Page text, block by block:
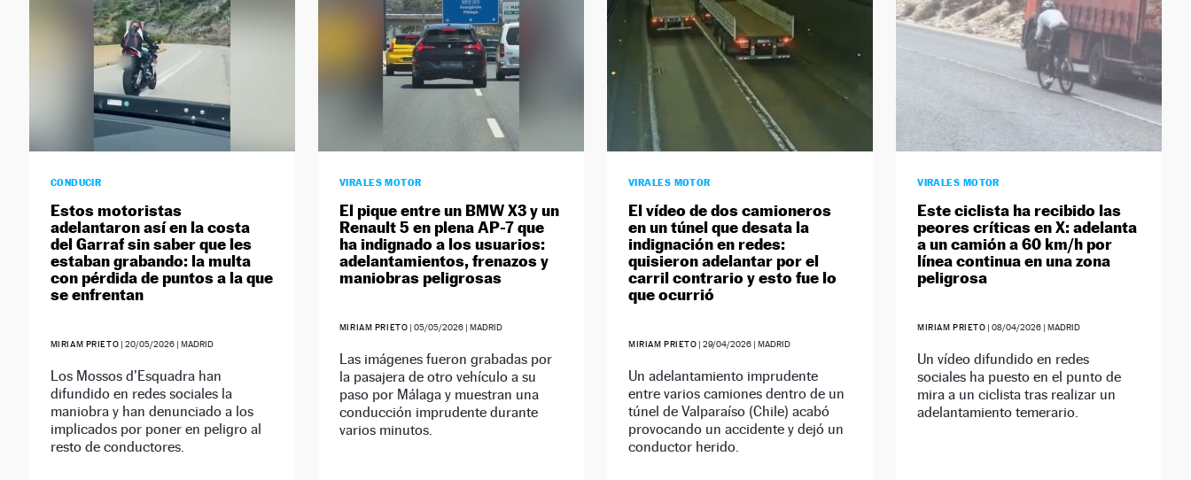
CONDUCIR
Estos motoristas
adelantaron así en la costa
del Garraf sin saber que les
estaban grabando: la multa
con pérdida de puntos a la que
se enfrentan
MIRIAM PRIETO |20/05/2026 | MADRID
Los Mossos d’Esquadra han
difundido en redes sociales la
maniobra y han denunciado a los
implicados por poner en peligro al
resto de conductores.
VIRALES MOTOR
El pique entre un BMW X3 y un
Renault 5 en plena AP-7 que
ha indignado a los usuarios:
adelantamientos, frenazos y
maniobras peligrosas
MIRIAM PRIETO |05/05/2026 | MADRID
Las imágenes fueron grabadas por
la pasajera de otro vehículo a su
paso por Málaga y muestran una
conducción imprudente durante
varios minutos.
VIRALES MOTOR
El vídeo de dos camioneros
en un túnel que desata la
indignación en redes:
quisieron adelantar por el
carril contrario y esto fue lo
que ocurrió
MIRIAM PRIETO |29/04/2026 | MADRID
Un adelantamiento imprudente
entre varios camiones dentro de un
túnel de Valparaíso (Chile) acabó
provocando un accidente y dejó un
conductor herido.
VIRALES MOTOR
Este ciclista ha recibido las
peores críticas en X: adelanta
a un camión a 60 km/h por
línea continua en una zona
peligrosa
MIRIAM PRIETO |08/04/2026 | MADRID
Un vídeo difundido en redes
sociales ha puesto en el punto de
mira a un ciclista tras realizar un
adelantamiento temerario.